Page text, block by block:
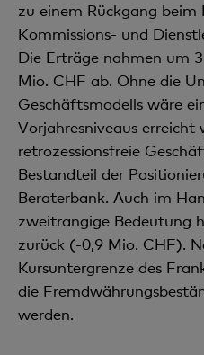
zu einem Rückgang beim
Kommissions- und
Die Erträge nahmen um
Mio. CHF ab. Ohne die
Geschäftsmodells wäre
Vorjahres­niveaus erreicht
retrozessionsfreie
Bestandteil der
Beraterbank. Auch im
zweitrangige Bedeutung
zurück (-0,9 Mio. CHF).
Kursuntergrenze des
die
werden.